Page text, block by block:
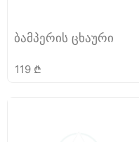
ბამპერის ცხაური
119 ₾